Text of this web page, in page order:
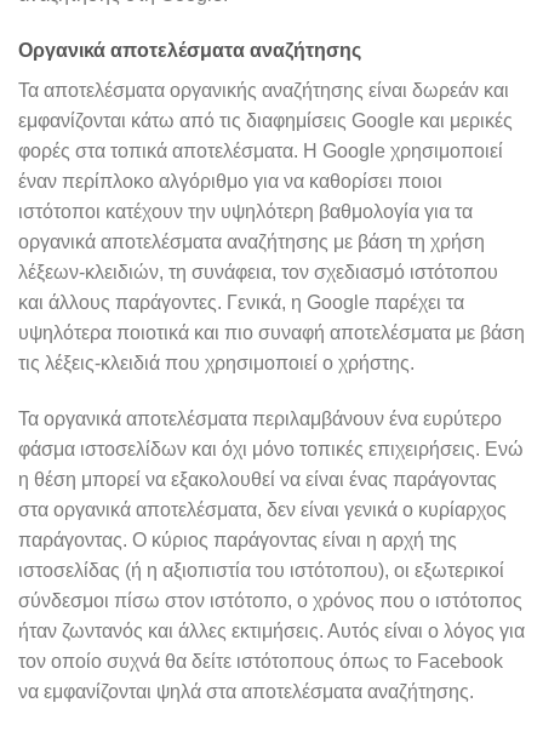
Οργανικά αποτελέσματα αναζήτησης
Τα αποτελέσματα οργανικής αναζήτησης είναι δωρεάν και
εμφανίζονται κάτω από τις διαφημίσεις Google και μερικές
φορές στα τοπικά αποτελέσματα. Η Google χρησιμοποιεί
έναν περίπλοκο αλγόριθμο για να καθορίσει ποιοι
ιστότοποι κατέχουν την υψηλότερη βαθμολογία για τα
οργανικά αποτελέσματα αναζήτησης με βάση τη χρήση
λέξεων-κλειδιών, τη συνάφεια, τον σχεδιασμό ιστότοπου
και άλλους παράγοντες. Γενικά, η Google παρέχει τα
υψηλότερα ποιοτικά και πιο συναφή αποτελέσματα με βάση
τις λέξεις-κλειδιά που χρησιμοποιεί ο χρήστης.
Τα οργανικά αποτελέσματα περιλαμβάνουν ένα ευρύτερο
φάσμα ιστοσελίδων και όχι μόνο τοπικές επιχειρήσεις. Ενώ
η θέση μπορεί να εξακολουθεί να είναι ένας παράγοντας
στα οργανικά αποτελέσματα, δεν είναι γενικά ο κυρίαρχος
παράγοντας. Ο κύριος παράγοντας είναι η αρχή της
ιστοσελίδας (ή η αξιοπιστία του ιστότοπου), οι εξωτερικοί
σύνδεσμοι πίσω στον ιστότοπο, ο χρόνος που ο ιστότοπος
ήταν ζωντανός και άλλες εκτιμήσεις. Αυτός είναι ο λόγος για
τον οποίο συχνά θα δείτε ιστότοπους όπως το Facebook
να εμφανίζονται ψηλά στα αποτελέσματα αναζήτησης.